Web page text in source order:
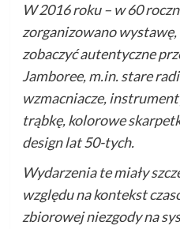
W 2016 roku – w 60
zorganizowano
zobaczyć autentyczne
Jamboree, m.in. stare
wzmacniacze,
trąbkę, kolorowe
design lat 50-tych.
Wydarzenia te miały
względu na kontekst
zbiorowej niezgody na